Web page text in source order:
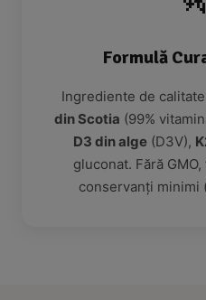
Formulă
Ingrediente de
din Scotia (99%
D3 din alge (D3V),
gluconat. Fără
conservanți minimi